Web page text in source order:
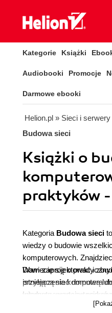
Kategorie Książki
Audiobooki Promocje
Darmowe ebooki
Helion.pl » Sieci i serwery
Budowa sieci
Książki o
praktyków
Kategoria Budowa sieci
wiedzy o budowie
komputerowych.
Wam zaprojektować i
istniejącą sieć domową
wiedzy zawartej w
technologią sieci
Dowiecie się o
przyłączenia komputera
Internetu, przeczytacie
oraz jak prawidłowo